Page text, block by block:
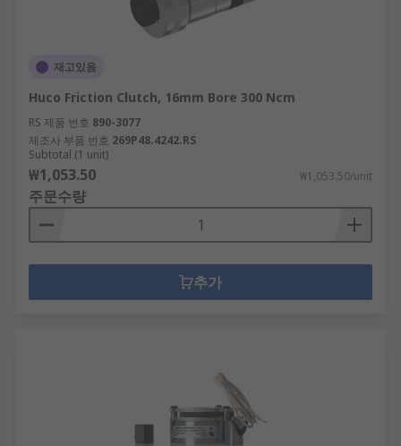
재고있음
Huco Friction Clutch, 16mm Bore 300 Ncm
RS 제품 번호 890-3077
제조사 부품 번호 269P48.4242.RS
Subtotal (1 unit)
₩1,053.50 ₩1,053.50/unit
주문수량
추가